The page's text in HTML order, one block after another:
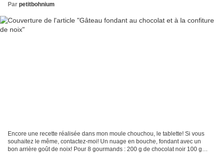
Par petitbohnium
Encore une recette réalisée dans mon moule chouchou, le tablette! Si vous
souhaitez le même, contactez-moi! Un nuage en bouche, fondant avec un
bon arrière goût de noix! Pour 8 gourmands : 200 g de chocolat noir 100 g